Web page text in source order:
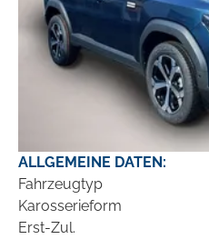
ALLGEMEINE DATEN:
Fahrzeugtyp
Karosserieform
Erst-Zul.